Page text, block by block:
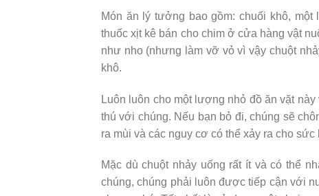
Món ăn lý tưởng bao gồm: chuối khô,
thuốc xịt kê bán cho chim ở cửa hàng vật
như nho (nhưng làm vỡ vỏ vì vậy chuột
khô.
Luôn luôn cho một lượng nhỏ đồ ăn vặt
thú với chúng. Nếu bạn bỏ đi, chúng sẽ
ra mùi và các nguy cơ có thể xảy ra cho sức
Mặc dù chuột nhảy uống rất ít và có thể
chúng, chúng phải luôn được tiếp cận với